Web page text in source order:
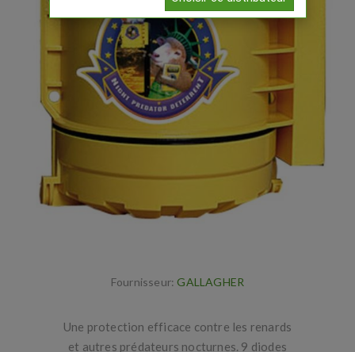
Fournisseur: GALLAGHER
Une protection efficace contre les renards
et autres prédateurs nocturnes. 9 diodes